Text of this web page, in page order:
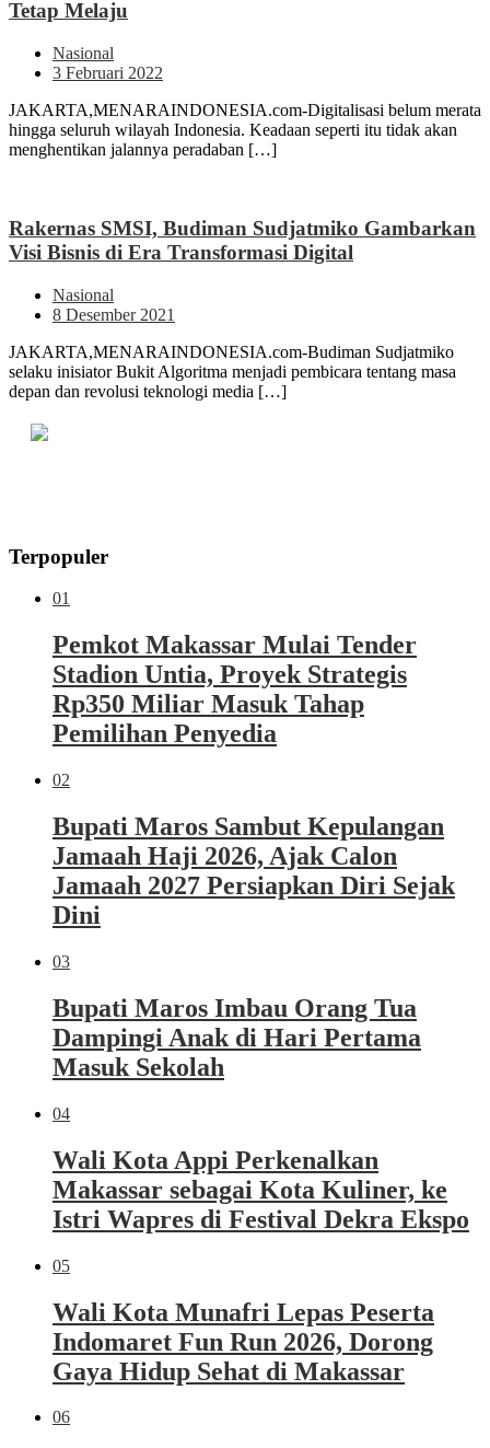
Tetap Melaju
Nasional
3 Februari 2022
JAKARTA,MENARAINDONESIA.com-Digitalisasi belum merata
hingga seluruh wilayah Indonesia. Keadaan seperti itu tidak akan
menghentikan jalannya peradaban […]
Rakernas SMSI, Budiman Sudjatmiko Gambarkan
Visi Bisnis di Era Transformasi Digital
Nasional
8 Desember 2021
JAKARTA,MENARAINDONESIA.com-Budiman Sudjatmiko
selaku inisiator Bukit Algoritma menjadi pembicara tentang masa
depan dan revolusi teknologi media […]
Terpopuler
01
Pemkot Makassar Mulai Tender
Stadion Untia, Proyek Strategis
Rp350 Miliar Masuk Tahap
Pemilihan Penyedia
02
Bupati Maros Sambut Kepulangan
Jamaah Haji 2026, Ajak Calon
Jamaah 2027 Persiapkan Diri Sejak
Dini
03
Bupati Maros Imbau Orang Tua
Dampingi Anak di Hari Pertama
Masuk Sekolah
04
Wali Kota Appi Perkenalkan
Makassar sebagai Kota Kuliner, ke
Istri Wapres di Festival Dekra Ekspo
05
Wali Kota Munafri Lepas Peserta
Indomaret Fun Run 2026, Dorong
Gaya Hidup Sehat di Makassar
06